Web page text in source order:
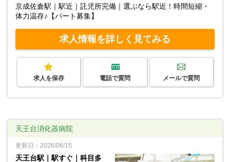
京成佐倉駅｜駅近｜託児所完備｜選ぶなら駅近！時間短縮・
体力温存♪【パート募集】
求人情報を詳しく見てみる
求人を保存 電話で質問 メールで質問
天王台消化器病院
更新日：2026/06/15
天王台駅｜駅すぐ｜科目多